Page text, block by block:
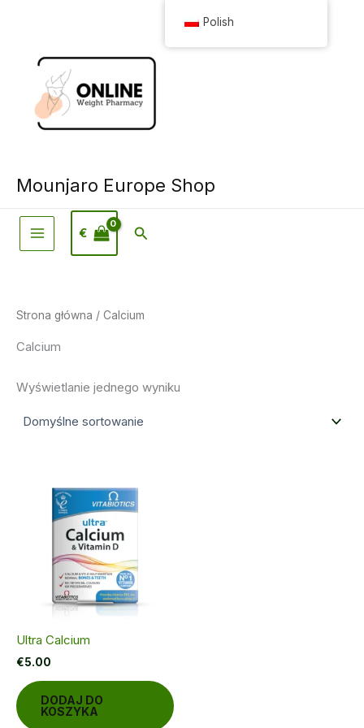
Mounjaro Europe Shop
€ Wyszukiwanie
Strona główna / Calcium
Calcium
Wyświetlanie jednego wyniku
Ultra Calcium
€5.00
DODAJ DO
KOSZYKA
Polish